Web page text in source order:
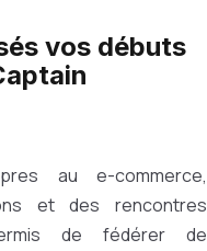
vos débuts
au e-commerce,
et des rencontres
de fédérer de